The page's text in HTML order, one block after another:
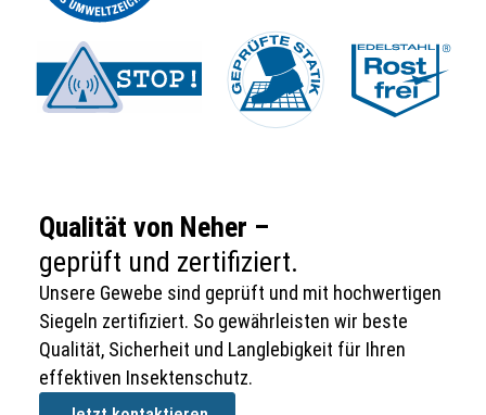
Qualität von Neher –
geprüft und zertifiziert.
Unsere Gewebe sind geprüft und mit hochwertigen
Siegeln zertifiziert. So gewährleisten wir beste
Qualität, Sicherheit und Langlebigkeit für Ihren
effektiven Insektenschutz.